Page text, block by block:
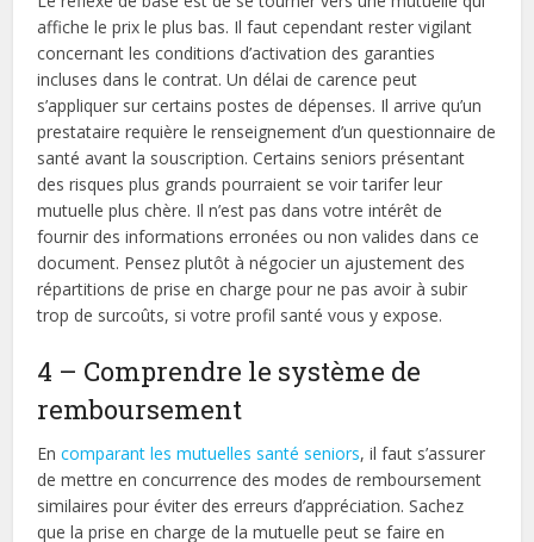
affiche le prix le plus bas. Il faut cependant rester vigilant
concernant les conditions d’activation des garanties
incluses dans le contrat. Un délai de carence peut
s’appliquer sur certains postes de dépenses. Il arrive qu’un
prestataire requière le renseignement d’un questionnaire de
santé avant la souscription. Certains seniors présentant
des risques plus grands pourraient se voir tarifer leur
mutuelle plus chère. Il n’est pas dans votre intérêt de
fournir des informations erronées ou non valides dans ce
document. Pensez plutôt à négocier un ajustement des
répartitions de prise en charge pour ne pas avoir à subir
trop de surcoûts, si votre profil santé vous y expose.
4 – Comprendre le système de
remboursement
Encomparant les mutuelles santé seniors, il faut s’assurer
de mettre en concurrence des modes de remboursement
similaires pour éviter des erreurs d’appréciation. Sachez
que la prise en charge de la mutuelle peut se faire en